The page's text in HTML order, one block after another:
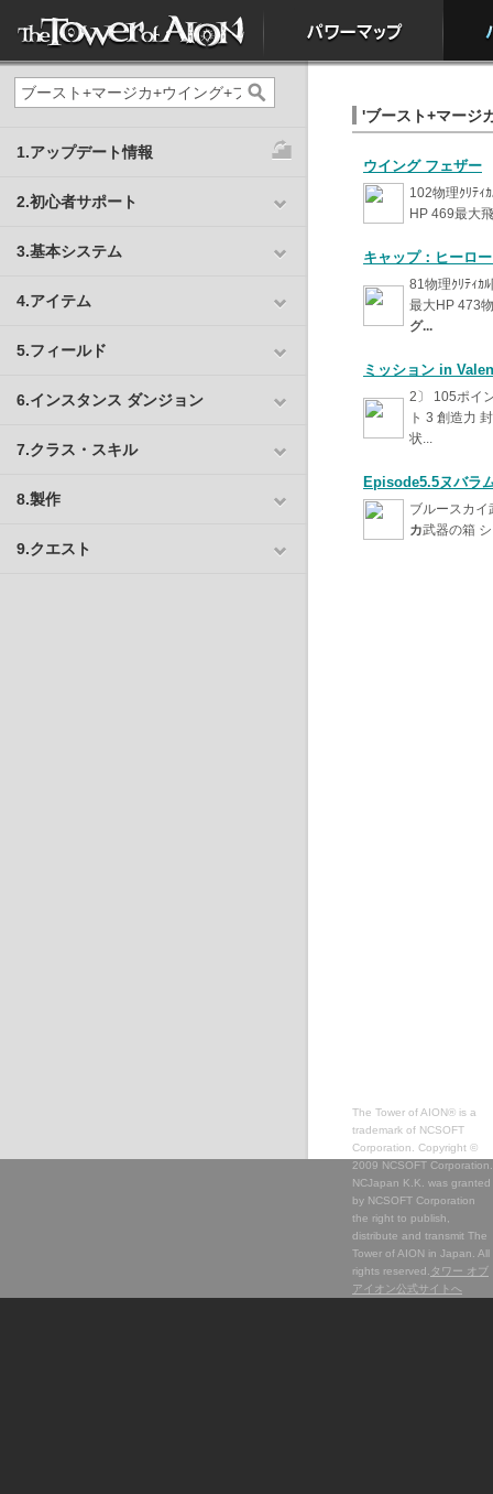
1.アップデート情報
2.初心者サポート
3.基本システム
4.アイテム
5.フィールド
6.インスタンス ダンジョン
7.クラス・スキル
8.製作
9.クエスト
'ブースト+マージ
ウイング フェザー
102物理ｸﾘﾃｨ
HP 469最大
キャップ：ヒーロ
81物理ｸﾘﾃｨｶ
最大HP 473
グ...
ミッション in
2〕 105ポイ
ト 3 創造力
状...
Episode5.5ヌバラ
ブルースカ
カ武器の箱
The Tower of AION® is a
trademark of NCSOFT
Corporation. Copyright ©
2009 NCSOFT Corporation.
NCJapan K.K. was granted
by NCSOFT Corporation
the right to publish,
distribute and transmit The
Tower of AION in Japan. All
rights reserved. タワー オブ
アイオン公式サイトへ